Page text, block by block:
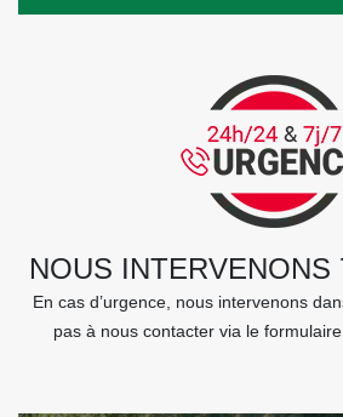
NOUS INTERVENONS
En cas d’urgence, nous intervenons
pas à nous contacter via le